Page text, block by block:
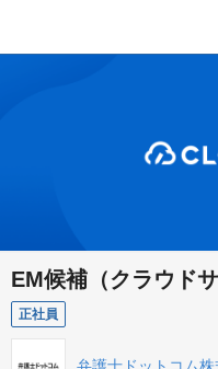
EM候補（クラウドサ
正社員